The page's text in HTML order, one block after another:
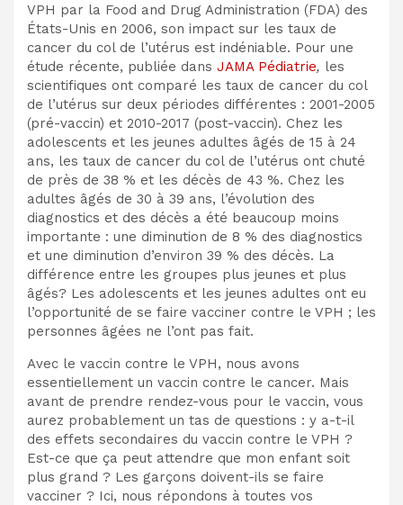
VPH par la Food and Drug Administration (FDA) des
États-Unis en 2006, son impact sur les taux de
cancer du col de l’utérus est indéniable. Pour une
étude récente, publiée dans JAMA Pédiatrie, les
scientifiques ont comparé les taux de cancer du col
de l’utérus sur deux périodes différentes : 2001-2005
(pré-vaccin) et 2010-2017 (post-vaccin). Chez les
adolescents et les jeunes adultes âgés de 15 à 24
ans, les taux de cancer du col de l’utérus ont chuté
de près de 38 % et les décès de 43 %. Chez les
adultes âgés de 30 à 39 ans, l’évolution des
diagnostics et des décès a été beaucoup moins
importante : une diminution de 8 % des diagnostics
et une diminution d’environ 39 % des décès. La
différence entre les groupes plus jeunes et plus
âgés? Les adolescents et les jeunes adultes ont eu
l’opportunité de se faire vacciner contre le VPH ; les
personnes âgées ne l’ont pas fait.
Avec le vaccin contre le VPH, nous avons
essentiellement un vaccin contre le cancer. Mais
avant de prendre rendez-vous pour le vaccin, vous
aurez probablement un tas de questions : y a-t-il
des effets secondaires du vaccin contre le VPH ?
Est-ce que ça peut attendre que mon enfant soit
plus grand ? Les garçons doivent-ils se faire
vacciner ? Ici, nous répondons à toutes vos